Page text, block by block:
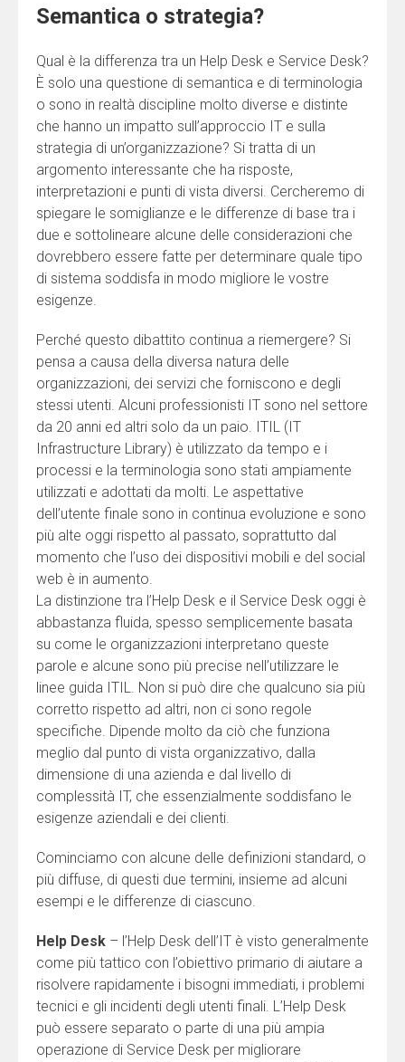
Semantica o strategia?
Qual è la differenza tra un Help Desk e Service Desk?
È solo una questione di semantica e di terminologia
o sono in realtà discipline molto diverse e distinte
che hanno un impatto sull’approccio IT e sulla
strategia di un’organizzazione? Si tratta di un
argomento interessante che ha risposte,
interpretazioni e punti di vista diversi. Cercheremo di
spiegare le somiglianze e le differenze di base tra i
due e sottolineare alcune delle considerazioni che
dovrebbero essere fatte per determinare quale tipo
di sistema soddisfa in modo migliore le vostre
esigenze.
Perché questo dibattito continua a riemergere? Si
pensa a causa della diversa natura delle
organizzazioni, dei servizi che forniscono e degli
stessi utenti. Alcuni professionisti IT sono nel settore
da 20 anni ed altri solo da un paio. ITIL (IT
Infrastructure Library) è utilizzato da tempo e i
processi e la terminologia sono stati ampiamente
utilizzati e adottati da molti. Le aspettative
dell’utente finale sono in continua evoluzione e sono
più alte oggi rispetto al passato, soprattutto dal
momento che l’uso dei dispositivi mobili e del social
web è in aumento.
La distinzione tra l’Help Desk e il Service Desk oggi è
abbastanza fluida, spesso semplicemente basata
su come le organizzazioni interpretano queste
parole e alcune sono più precise nell’utilizzare le
linee guida ITIL. Non si può dire che qualcuno sia più
corretto rispetto ad altri, non ci sono regole
specifiche. Dipende molto da ciò che funziona
meglio dal punto di vista organizzativo, dalla
dimensione di una azienda e dal livello di
complessità IT, che essenzialmente soddisfano le
esigenze aziendali e dei clienti.
Cominciamo con alcune delle definizioni standard, o
più diffuse, di questi due termini, insieme ad alcuni
esempi e le differenze di ciascuno.
Help Desk – l’Help Desk dell’IT è visto generalmente
come più tattico con l’obiettivo primario di aiutare a
risolvere rapidamente i bisogni immediati, i problemi
tecnici e gli incidenti degli utenti finali. L’Help Desk
può essere separato o parte di una più ampia
operazione di Service Desk per migliorare